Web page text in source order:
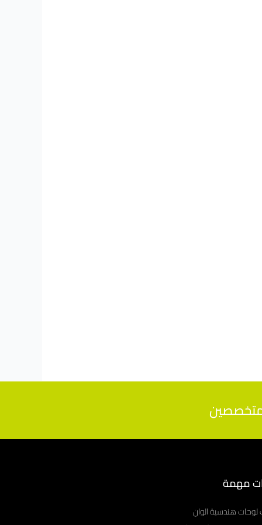
مهمة
لوحات هندسية الوان